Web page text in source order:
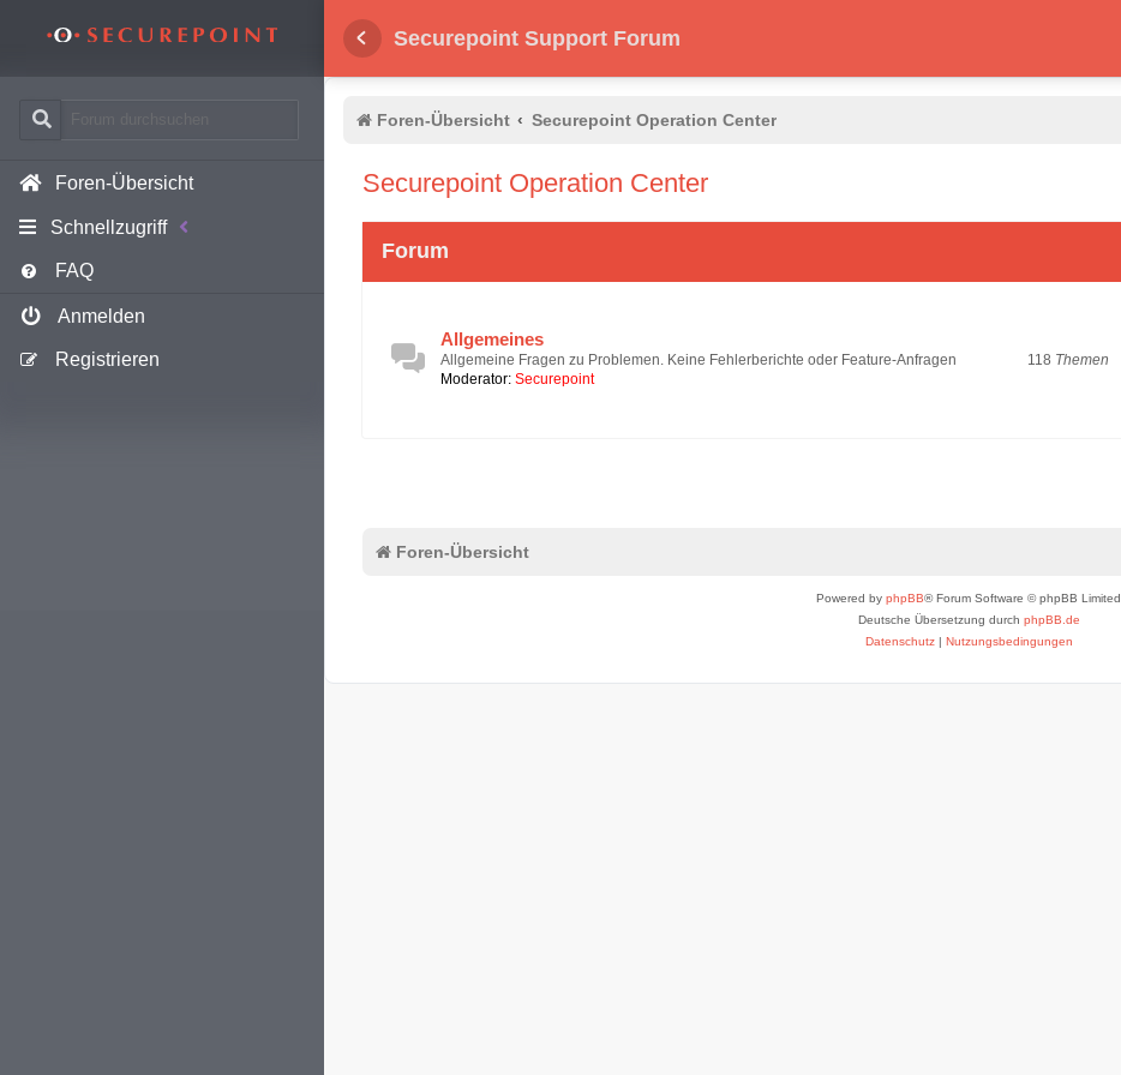
Securepoint Support Forum
Foren-Übersicht
Schnellzugriff
FAQ
Anmelden
Registrieren
Foren-Übersicht Securepoint Operation Center
Securepoint Operation Center
Forum
Allgemeines
Allgemeine Fragen zu Problemen. Keine Fehlerberichte oder Feature-Anfragen
Moderator: Securepoint
118 Themen
Foren-Übersicht
Powered by phpBB® Forum Software © phpBB Limited
Deutsche Übersetzung durch phpBB.de
Datenschutz| Nutzungsbedingungen